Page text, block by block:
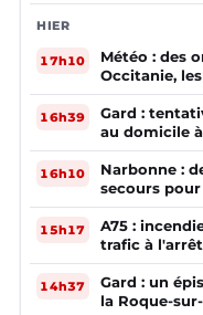
HIER
17h10
Météo : des
Occitanie,
16h39
Gard :
au domicile
16h10
Narbonne :
secours
15h17
A75 :
trafic à l'arrêt
14h37
Gard : un
la Roque-